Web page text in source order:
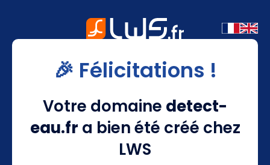
🎉 Félicitations !
Votre domaine detect-
eau.fr a bien été créé chez
LWS